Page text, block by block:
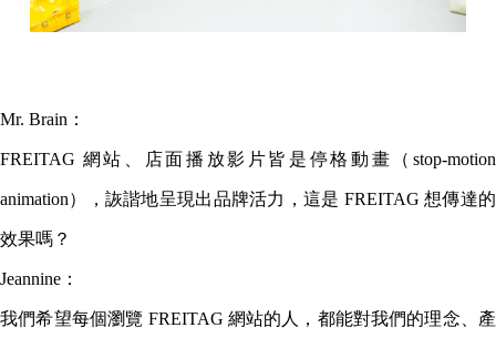
Mr. Brain：
FREITAG 網站、店面播放影片皆是停格動畫（stop-motion
animation），詼諧地呈現出品牌活力，這是 FREITAG 想傳達的
效果嗎？
Jeannine：
我們希望每個瀏覽 FREITAG 網站的人，都能對我們的理念、產